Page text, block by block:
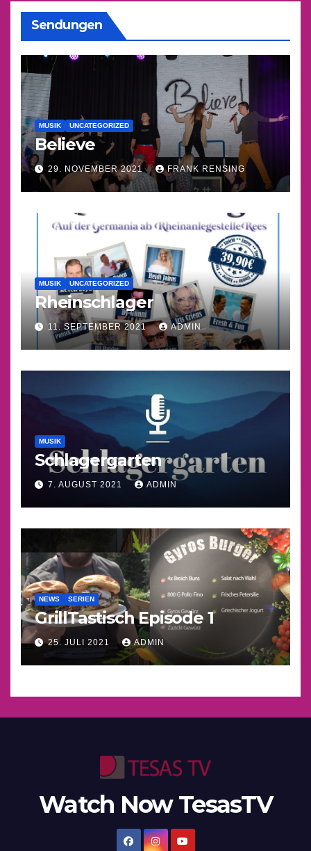
Sendungen
MUSIK UNCATEGORIZED
Believe
29. NOVEMBER 2021 FRANK RENSING
MUSIK UNCATEGORIZED
Rheinschlager
11. SEPTEMBER 2021 ADMIN
MUSIK
Schlagergarten
7. AUGUST 2021 ADMIN
NEWS SERIEN
GrillTastisch Episode 1
25. JULI 2021 ADMIN
Watch Now TesasTV